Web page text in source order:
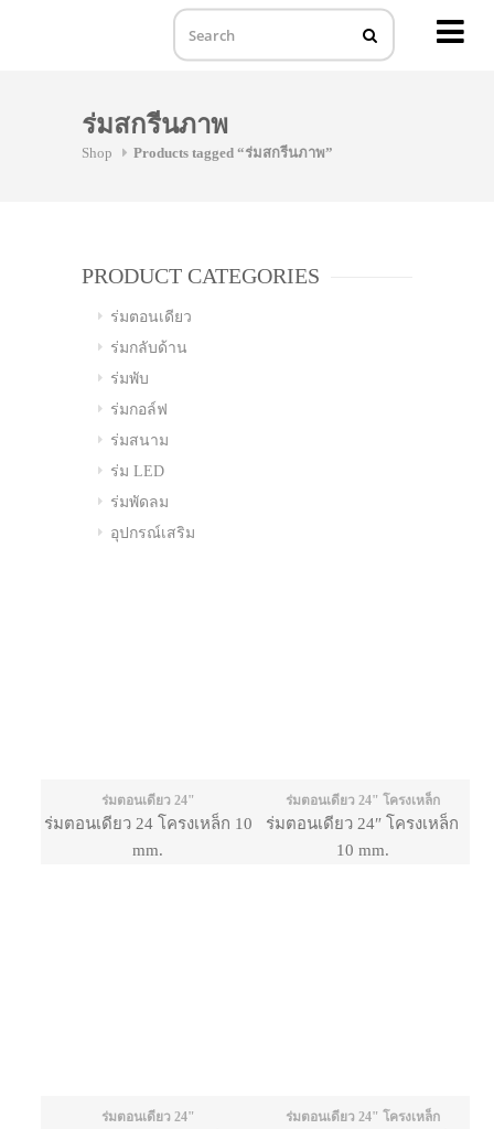
ร่มสกรีนภาพ
Shop Products tagged “ร่มสกรีนภาพ”
PRODUCT CATEGORIES
ร่มตอนเดียว
ร่มกลับด้าน
ร่มพับ
ร่มกอล์ฟ
ร่มสนาม
ร่ม LED
ร่มพัดลม
อุปกรณ์เสริม
ร่มตอนเดียว 24"
ร่มตอนเดียว 24 โครงเหล็ก 10
mm.
ร่มตอนเดียว 24" โครงเหล็ก
ร่มตอนเดียว 24″ โครงเหล็ก
10 mm.
ร่มตอนเดียว 24" ร่มตอนเดียว 24" โครงเหล็ก